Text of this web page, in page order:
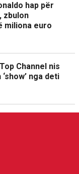
hap për
zbulon
miliona euro
Channel nis
nga deti